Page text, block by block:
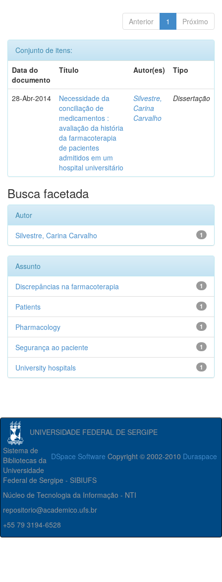
Anterior 1 Próximo
Conjunto de itens:
Data do
documento
Título Autor(es) Tipo
28-Abr-2014
Necessidade da
conciliação de
medicamentos :
avaliação da história
da farmacoterapia
de pacientes
admitidos em um
hospital universitário
Silvestre,
Carina
Carvalho
Dissertação
Busca facetada
Autor
1
Silvestre, Carina Carvalho
Assunto
1
Discrepâncias na farmacoterapia
1
Patients
1
Pharmacology
1
Segurança ao paciente
1
University hospitals
UNIVERSIDADE FEDERAL DE SERGIPE
DSpace Software Copyright © 2002-2010 Duraspace
Sistema de
Bibliotecas da
Universidade
Federal de Sergipe - SIBIUFS
Núcleo de Tecnologia da Informação - NTI
repositorio@academico.ufs.br
+55 79 3194-6528